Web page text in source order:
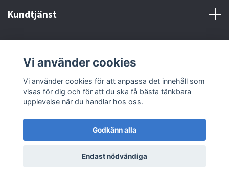
Kundtjänst
Sociala medier
© 2026 MX Supply
Vi använder cookies
Vi använder cookies för att anpassa det innehåll som
visas för dig och för att du ska få bästa tänkbara
upplevelse när du handlar hos oss.
Godkänn alla
Endast nödvändiga